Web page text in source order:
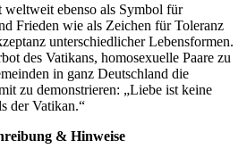
ebenso als Symbol für
Frieden wie als Zeichen für Toleranz
unterschiedlicher Lebensformen.
des Vatikans, homosexuelle Paare zu
in ganz Deutschland die
zu demonstrieren: „Liebe ist keine
der Vatikan.“
& Hinweise